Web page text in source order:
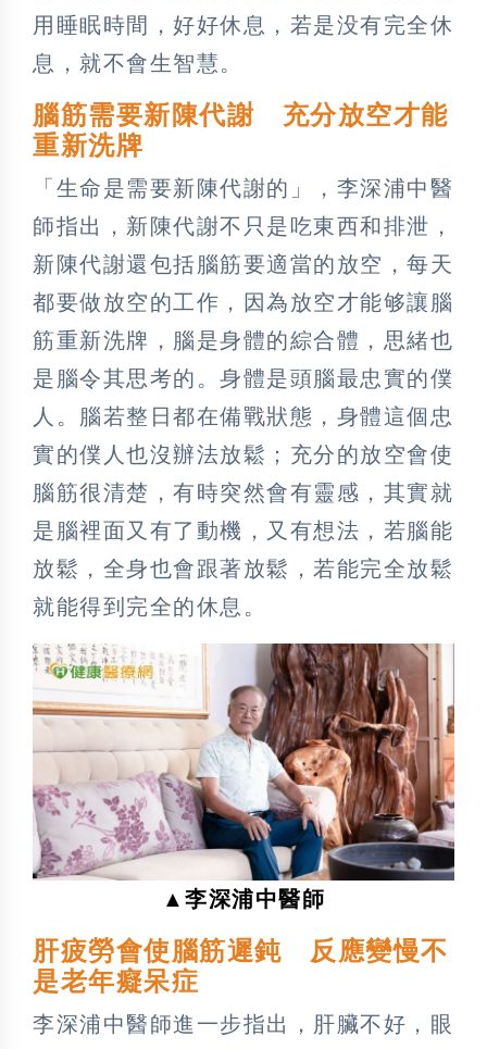
用睡眠時間，好好休息，若是没有完全休
息，就不會生智慧。
腦筋需要新陳代謝 充分放空才能
重新洗牌
「生命是需要新陳代謝的」，李深浦中醫
師指出，新陳代謝不只是吃東西和排泄，
新陳代謝還包括腦筋要適當的放空，每天
都要做放空的工作，因為放空才能够讓腦
筋重新洗牌，腦是身體的綜合體，思緒也
是腦令其思考的。身體是頭腦最忠實的僕
人。腦若整日都在備戰狀態，身體這個忠
實的僕人也沒辦法放鬆；充分的放空會使
腦筋很清楚，有時突然會有靈感，其實就
是腦裡面又有了動機，又有想法，若腦能
放鬆，全身也會跟著放鬆，若能完全放鬆
就能得到完全的休息。
▲李深浦中醫師
肝疲勞會使腦筋遲鈍 反應變慢不
是老年癡呆症
李深浦中醫師進一步指出，肝臟不好，眼